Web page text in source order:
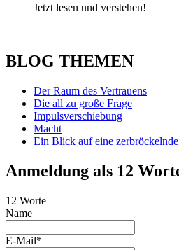
Jetzt lesen und verstehen!
BLOG THEMEN
Der Raum des Vertrauens
Die all zu große Frage
Impulsverschiebung
Macht
Ein Blick auf eine
Anmeldung als 12
12 Worte
Name
E-Mail*